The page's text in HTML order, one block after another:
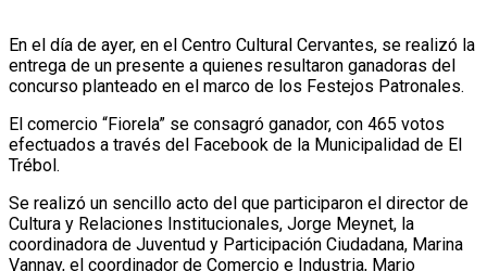
En el día de ayer, en el Centro Cultural Cervantes, se realizó la
entrega de un presente a quienes resultaron ganadoras del
concurso planteado en el marco de los Festejos Patronales.
El comercio “Fiorela” se consagró ganador, con 465 votos
efectuados a través del Facebook de la Municipalidad de El
Trébol.
Se realizó un sencillo acto del que participaron el director de
Cultura y Relaciones Institucionales, Jorge Meynet, la
coordinadora de Juventud y Participación Ciudadana, Marina
Vannay, el coordinador de Comercio e Industria, Mario